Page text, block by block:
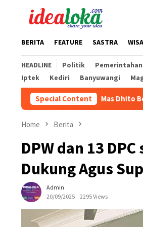
BERITA FEATURE SASTRA
HEADLINE Politik Pemerintahan
Iptek
Kediri Banyuwangi
Special Content
Mas Dhito Beri Beasiswa Siswa
Home Berita
DPW dan 13
Dukung Agus
Admin
20/09/2025
2295 Views